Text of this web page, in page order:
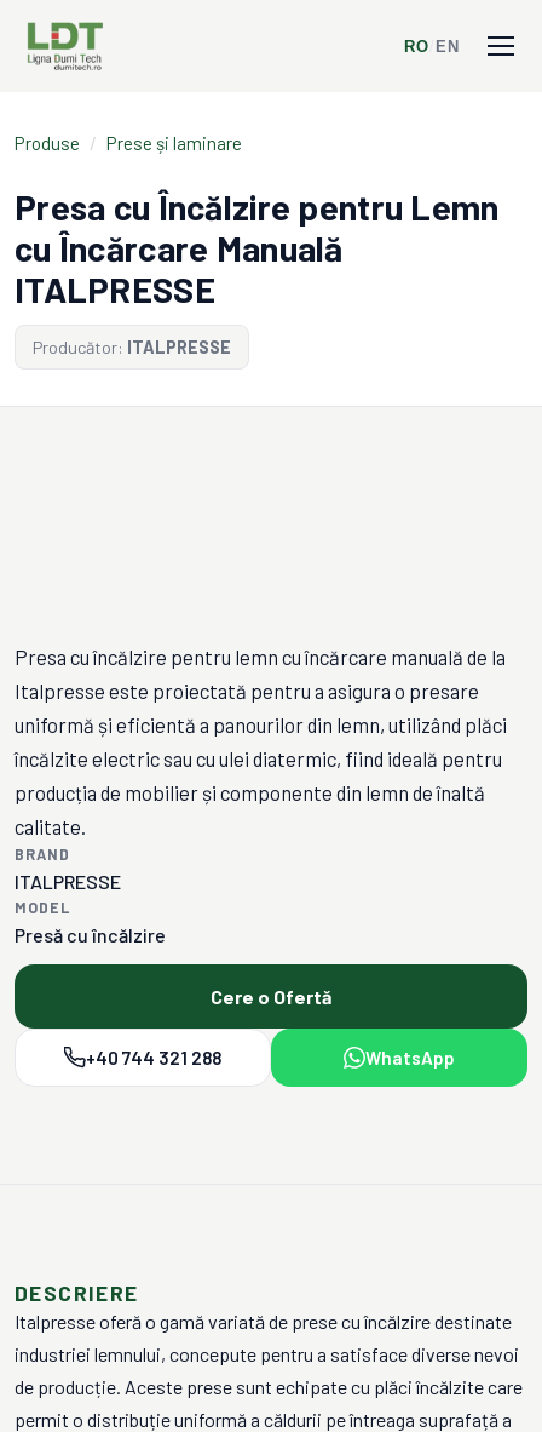
RO EN
Produse / Prese și laminare
Presa cu Încălzire pentru Lemn
cu Încărcare Manuală
ITALPRESSE
Producător: ITALPRESSE
Presa cu încălzire pentru lemn cu încărcare manuală de la
Italpresse este proiectată pentru a asigura o presare
uniformă și eficientă a panourilor din lemn, utilizând plăci
încălzite electric sau cu ulei diatermic, fiind ideală pentru
producția de mobilier și componente din lemn de înaltă
calitate.
BRAND
ITALPRESSE
MODEL
Presă cu încălzire
Cere o Ofertă
+40 744 321 288 WhatsApp
DESCRIERE
Italpresse oferă o gamă variată de prese cu încălzire destinate
industriei lemnului, concepute pentru a satisface diverse nevoi
de producție. Aceste prese sunt echipate cu plăci încălzite care
permit o distribuție uniformă a căldurii pe întreaga suprafață a